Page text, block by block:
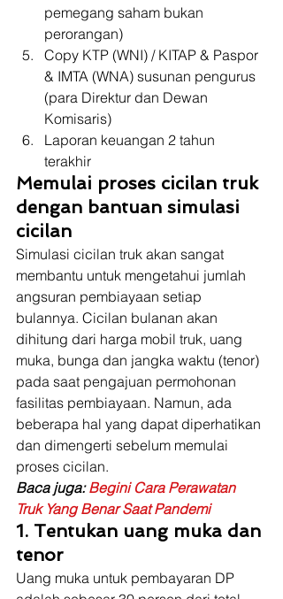
pemegang saham bukan
perorangan)
Copy KTP (WNI) / KITAP & Paspor
& IMTA (WNA) susunan pengurus
(para Direktur dan Dewan
Komisaris)
Laporan keuangan 2 tahun
terakhir
Memulai proses cicilan truk
dengan bantuan simulasi
cicilan
Simulasi cicilan truk akan sangat
membantu untuk mengetahui jumlah
angsuran pembiayaan setiap
bulannya. Cicilan bulanan akan
dihitung dari harga mobil truk, uang
muka, bunga dan jangka waktu (tenor)
pada saat pengajuan permohonan
fasilitas pembiayaan. Namun, ada
beberapa hal yang dapat diperhatikan
dan dimengerti sebelum memulai
proses cicilan.
Baca juga: Begini Cara Perawatan
Truk Yang Benar Saat Pandemi
1. Tentukan uang muka dan
tenor
Uang muka untuk pembayaran DP